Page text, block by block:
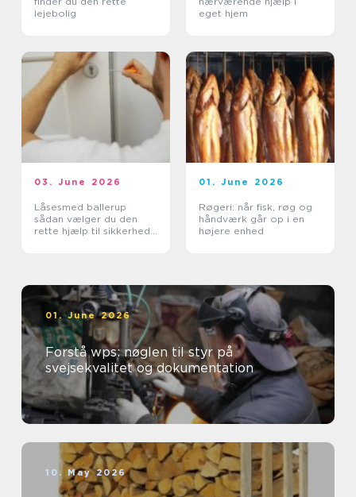
lejebolig
eget hjem
03. June 2026
Låsesmed ballerup
sådan vælger du den
rette hjælp til sikkerhed
01. June 2026
Røgeri: når fisk, røg og
håndværk går op i en
højere enhed
01. June 2026
Forstå wps: nøglen til styr på
svejsekvalitet og dokumentation
10. May 2026